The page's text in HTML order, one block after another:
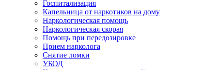
Госпитализация
Капельница от наркотиков на дому
Наркологическая помощь
Наркологическая скорая
Помощь при передозировке
Прием нарколога
Снятие ломки
УБОД